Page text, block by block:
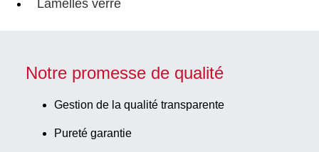
Lamelles verre
Notre promesse de qualité
Gestion de la qualité transparente
Pureté garantie